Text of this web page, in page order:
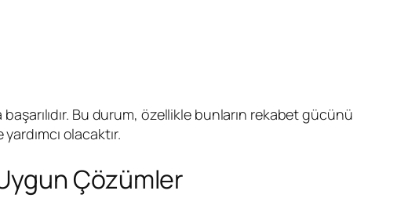
Bu durum, özellikle bunların rekabet gücünü
olacaktır.
Çözümler